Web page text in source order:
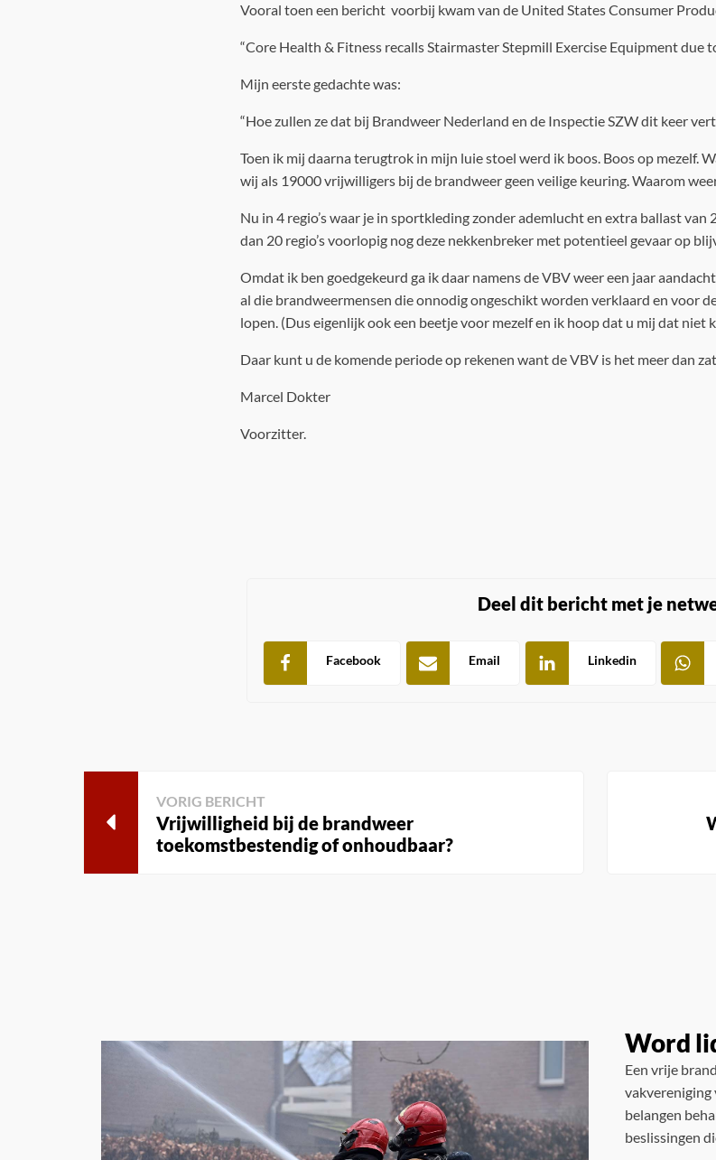
Vooral toen een bericht voorbij kwam van de United States Consumer
“Core Health & Fitness recalls Stairmaster Stepmill Exercise Equipment due
Mijn eerste gedachte was:
“Hoe zullen ze dat bij Brandweer Nederland en de Inspectie SZW dit keer
Toen ik mij daarna terugtrok in mijn luie stoel werd ik boos. Boos op mezelf.
wij als 19000 vrijwilligers bij de brandweer geen veilige keuring. Waarom
Nu in 4 regio’s waar je in sportkleding zonder ademlucht en extra ballast van
dan 20 regio’s voorlopig nog deze nekkenbreker met potentieel gevaar op
Omdat ik ben goedgekeurd ga ik daar namens de VBV weer een jaar
al die brandweermensen die onnodig ongeschikt worden verklaard en voor
lopen. (Dus eigenlijk ook een beetje voor mezelf en ik hoop dat u mij dat niet
Daar kunt u de komende periode op rekenen want de VBV is het meer dan
Marcel Dokter
Voorzitter.
Deel dit bericht met je
Facebook Email Linkedin
VORIG BERICHT
Vrijwilligheid bij de brandweer
toekomstbestendig of onhoudbaar?
Word
Een vrije
vakvereniging
belangen
beslissingen